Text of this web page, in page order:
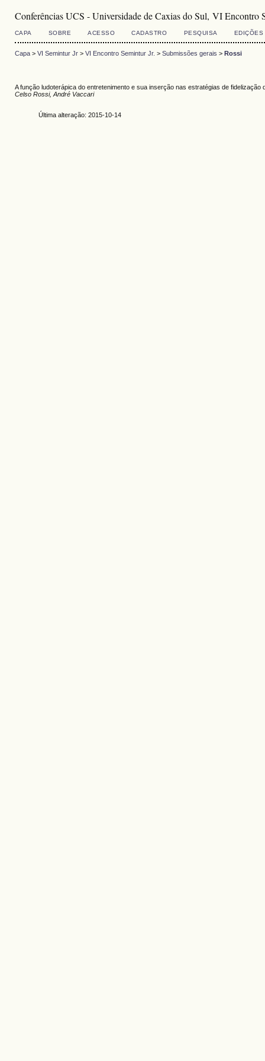
Conferências UCS - Universidade de Caxias do Sul, VI Encontro
CAPA SOBRE ACESSO CADASTRO PESQUISA EDIÇÕES
Capa> VI Semintur Jr> VI Encontro Semintur Jr. > Submissões gerais > Rossi
A função ludoterápica do entretenimento e sua inserção nas estratégias de fidelização
Celso Rossi, André Vaccari
Última alteração: 2015-10-14